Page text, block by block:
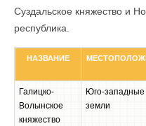
Суздальское княжество и
республика.
НАЗВАНИЕ
Галицко-
Волынское
княжество
Юго-западные
земли